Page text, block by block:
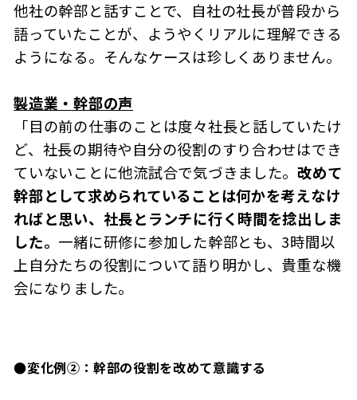
他社の幹部と話すことで、自社の社長が普段から
語っていたことが、ようやくリアルに理解できる
ようになる。そんなケースは珍しくありません。
製造業・幹部の声
「目の前の仕事のことは度々社長と話していたけ
ど、社長の期待や自分の役割のすり合わせはでき
ていないことに他流試合で気づきました。改めて
幹部として求められていることは何かを考えなけ
ればと思い、社長とランチに行く時間を捻出しま
した。 一緒に研修に参加した幹部とも、3時間以
上自分たちの役割について語り明かし、貴重な機
会になりました。
●変化例②：幹部の役割を改めて意識する